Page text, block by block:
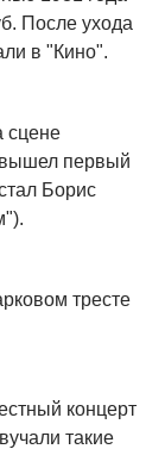
После ухода
в "Кино".
сцене
вышел первый
Борис
тресте
концерт
такие